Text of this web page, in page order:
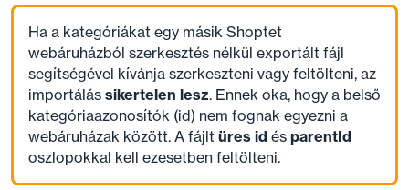
Ha a kategóriákat egy másik Shoptet
webáruházból szerkesztés nélkül exportált fájl
segítségével kívánja szerkeszteni vagy feltölteni, az
importálás sikertelen lesz. Ennek oka, hogy a belső
kategóriaazonosítók (id) nem fognak egyezni a
webáruházak között. A fájlt üres id és parentId
oszlopokkal kell ezesetben feltölteni.